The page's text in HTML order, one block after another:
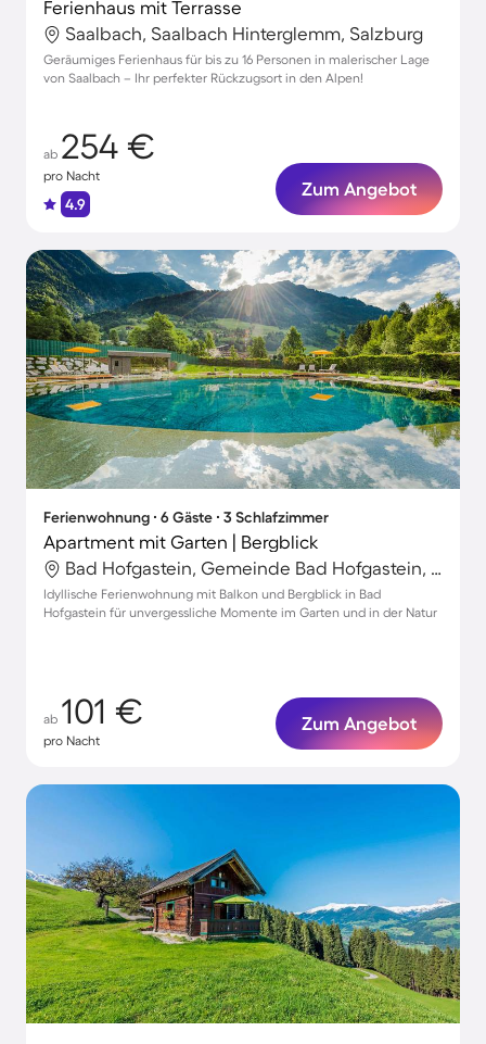
Ferienhaus mit Terrasse
Saalbach, Saalbach Hinterglemm, Salzburg
Geräumiges Ferienhaus für bis zu 16 Personen in malerischer Lage
von Saalbach – Ihr perfekter Rückzugsort in den Alpen!
ab 254 €
pro Nacht
4.9
Zum Angebot
Ferienwohnung ∙ 6 Gäste ∙ 3 Schlafzimmer
Apartment mit Garten | Bergblick
Bad Hofgastein, Gemeinde Bad Hofgastein, Salzburg
Idyllische Ferienwohnung mit Balkon und Bergblick in Bad
Hofgastein für unvergessliche Momente im Garten und in der Natur
ab 101 €
pro Nacht
Zum Angebot